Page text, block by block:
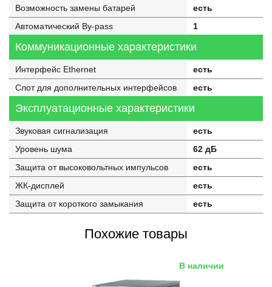
Возможность замены батарей
есть
Автоматический By-pass
1
Коммуникационные характеристики
Интерфейс Ethernet
есть
Слот для дополнительных интерфейсов
есть
Эксплуатационные характеристики
Звуковая сигнализация
есть
Уровень шума
62 дБ
Защита от высоковольтных импульсов
есть
ЖК-дисплей
есть
Защита от короткого замыкания
есть
Похожие товары
В наличии